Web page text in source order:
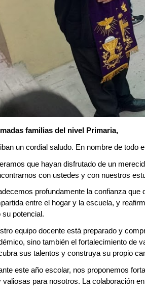
familias del nivel Primaria,
un cordial saludo. En nombre de todo
que hayan disfrutado de un
con ustedes y con nuestros
profundamente la confianza
entre el hogar y la escuela, y
su potencial.
equipo docente está preparado y
sino también el fortalecimiento de
sus talentos y construya su propio
este año escolar, nos proponemos
valiosas para nosotros. La colaboración